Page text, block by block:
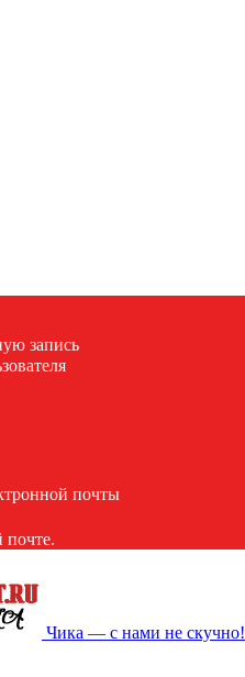
запись
почты
почте.
Чика — с нами не скучно!